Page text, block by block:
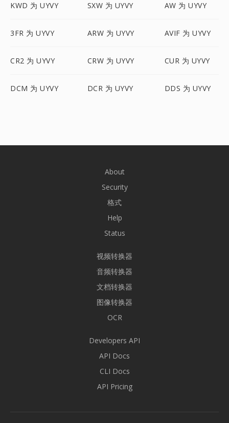
KWD 为 UYVY SXW 为 UYVY AW 为 UYVY
3FR 为 UYVY ARW 为 UYVY AVIF 为 UYVY
CR2 为 UYVY CRW 为 UYVY CUR 为 UYVY
DCM 为 UYVY DCR 为 UYVY DDS 为 UYVY
About
Security
格式
Help
Status
视频转换器
音频转换器
文档转换器
图像转换器
OCR
Developers API
API Docs
CLI Docs
API Pricing